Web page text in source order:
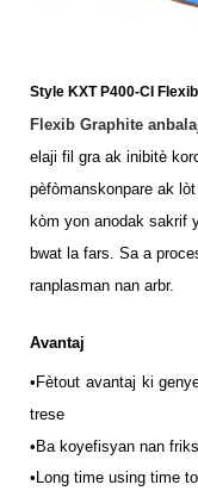
Style KXT P400-CI
Flexib Graphite
elaji fil gra ak inibitè
pèfòmans konpare ak
kòm yon anodak sakrif
bwat la fars. Sa a
ranplasman nan arbr.
Avantaj
•Fètout avantaj ki
trese
• Ba koyefisyan nan
•Long time using time